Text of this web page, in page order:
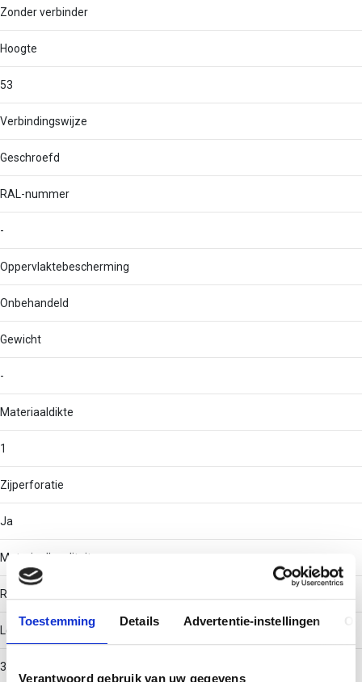
Toestemming Details Advertentie-instellingen
Verantwoord gebruik van uw gegevens
Zonder verbinder
Hoogte
53
Verbindingswijze
Geschroefd
RAL-nummer
-
Oppervlaktebescherming
Onbehandeld
Gewicht
-
Materiaaldikte
1
Zijperforatie
Ja
Materiaalkwaliteit
RVS 316 (V4A)
Lengte
3000